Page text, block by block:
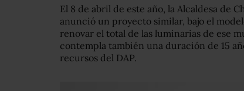
El 8 de abril de este año, la Alcaldesa de
anunció un proyecto similar, bajo el
renovar el total de las luminarias de ese
contempla también una duración de 15
recursos del DAP.